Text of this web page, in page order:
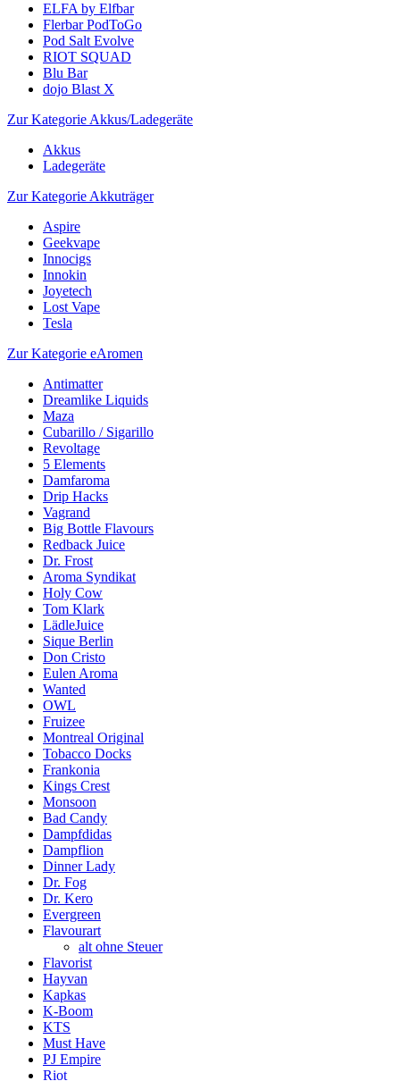
ELFA by Elfbar
Flerbar PodToGo
Pod Salt Evolve
RIOT SQUAD
Blu Bar
dojo Blast X
Zur Kategorie Akkus/Ladegeräte
Akkus
Ladegeräte
Zur Kategorie Akkuträger
Aspire
Geekvape
Innocigs
Innokin
Joyetech
Lost Vape
Tesla
Zur Kategorie eAromen
Antimatter
Dreamlike Liquids
Maza
Cubarillo / Sigarillo
Revoltage
5 Elements
Damfaroma
Drip Hacks
Vagrand
Big Bottle Flavours
Redback Juice
Dr. Frost
Aroma Syndikat
Holy Cow
Tom Klark
LädleJuice
Sique Berlin
Don Cristo
Eulen Aroma
Wanted
OWL
Fruizee
Montreal Original
Tobacco Docks
Frankonia
Kings Crest
Monsoon
Bad Candy
Dampfdidas
Dampflion
Dinner Lady
Dr. Fog
Dr. Kero
Evergreen
Flavourart
alt ohne Steuer
Flavorist
Hayvan
Kapkas
K-Boom
KTS
Must Have
PJ Empire
Riot